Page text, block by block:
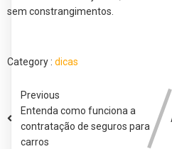
sem constrangimentos.
Category : dicas
Previous
Entenda como funciona a
contratação de seguros para
carros